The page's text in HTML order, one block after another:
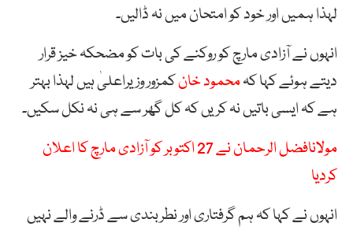
لہذا ہمیں اور خود کو امتحان میں نہ ڈالیں۔
انہوں نے آزادی مارچ کو روکنے کی بات کو مضحکہ خیز قرار
دیتے ہوئے کہا کہمحمود خانکمزور وزیراعلیٰ ہیں لہذا بہتر
ہے کہ ایسی باتیں نہ کریں کہ کل گھر سے ہی نہ نکل سکیں۔
مولانافضل الرحمان نے 27 اکتوبر کو آزادی مارچ کا اعلان
کردیا
انہوں نے کہا کہ ہم گرفتاری اور نطربندی سے ڈرنے والے نہیں